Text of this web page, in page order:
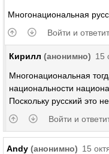
Многонациональная
Войти и
Кирилл (анонимно) 15
Многонациональная
национальности
Поскольку русский это
Войти и
Andy (анонимно) 15